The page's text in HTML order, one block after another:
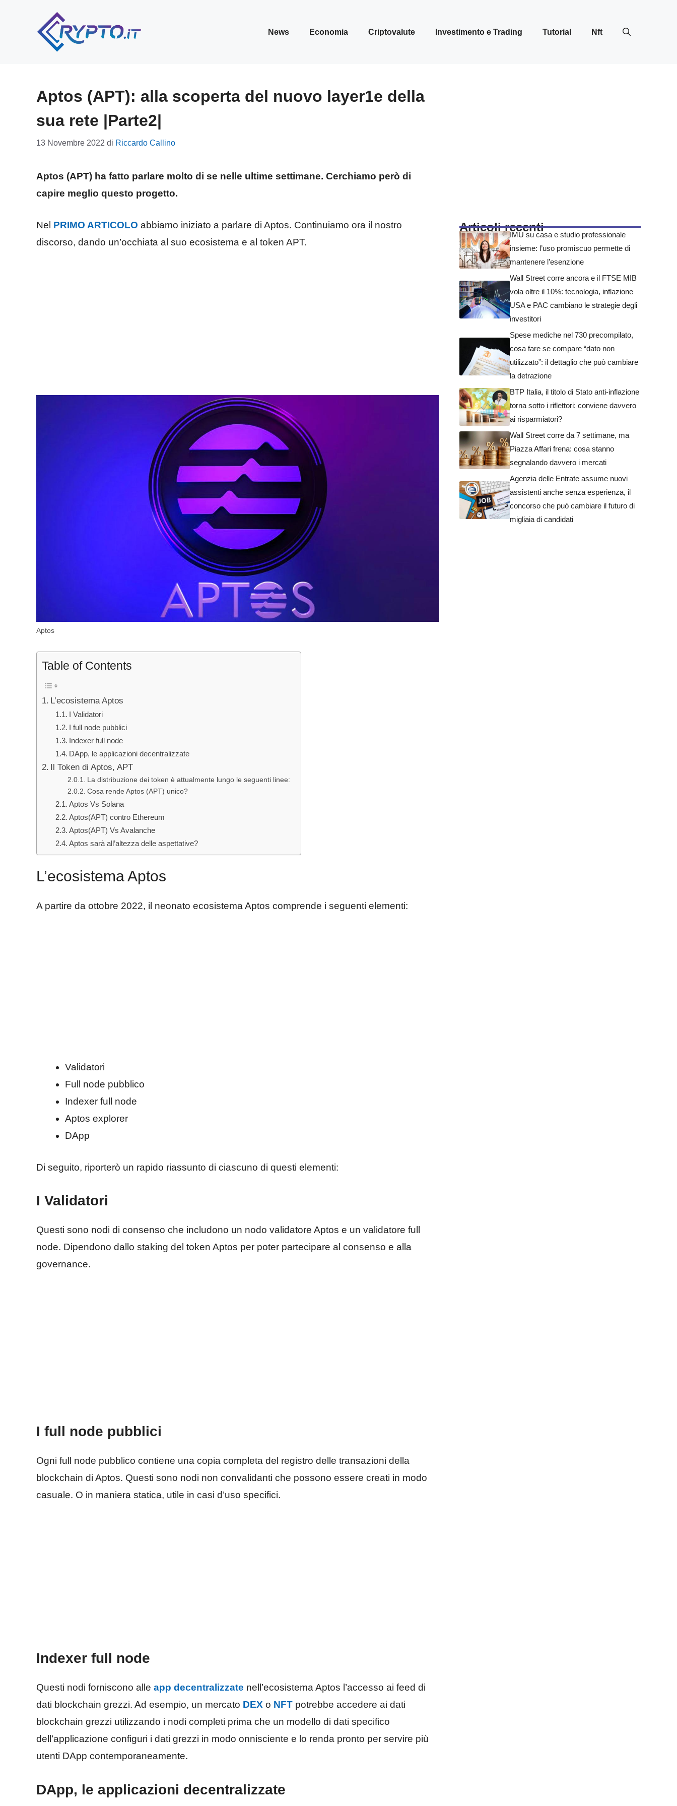
News Economia Criptovalute Investimento e Trading Tutorial Nft
Aptos (APT): alla scoperta del nuovo layer1e della
sua rete |Parte2|
13 Novembre 2022 di Riccardo Callino
Aptos (APT) ha fatto parlare molto di se nelle ultime settimane. Cerchiamo però di
capire meglio questo progetto.
Nel PRIMO ARTICOLO abbiamo iniziato a parlare di Aptos. Continuiamo ora il nostro
discorso, dando un’occhiata al suo ecosistema e al token APT.
Aptos
Table of Contents
L’ecosistema Aptos
I Validatori
I full node pubblici
Indexer full node
DApp, le applicazioni decentralizzate
Il Token di Aptos, APT
La distribuzione dei token è attualmente lungo le seguenti linee:
Cosa rende Aptos (APT) unico?
Aptos Vs Solana
Aptos(APT) contro Ethereum
Aptos(APT) Vs Avalanche
Aptos sarà all’altezza delle aspettative?
L’ecosistema Aptos
A partire da ottobre 2022, il neonato ecosistema Aptos comprende i seguenti elementi:
Validatori
Full node pubblico
Indexer full node
Aptos explorer
DApp
Di seguito, riporterò un rapido riassunto di ciascuno di questi elementi:
I Validatori
Questi sono nodi di consenso che includono un nodo validatore Aptos e un validatore full
node. Dipendono dallo staking del token Aptos per poter partecipare al consenso e alla
governance.
I full node pubblici
Ogni full node pubblico contiene una copia completa del registro delle transazioni della
blockchain di Aptos. Questi sono nodi non convalidanti che possono essere creati in modo
casuale. O in maniera statica, utile in casi d’uso specifici.
Indexer full node
Questi nodi forniscono alle app decentralizzate nell’ecosistema Aptos l’accesso ai feed di
dati blockchain grezzi. Ad esempio, un mercato DEX o NFT potrebbe accedere ai dati
blockchain grezzi utilizzando i nodi completi prima che un modello di dati specifico
dell’applicazione configuri i dati grezzi in modo onnisciente e lo renda pronto per servire più
utenti DApp contemporaneamente.
DApp, le applicazioni decentralizzate
Articoli recenti
IMU su casa e studio professionale
insieme: l’uso promiscuo permette di
mantenere l’esenzione
Wall Street corre ancora e il FTSE MIB
vola oltre il 10%: tecnologia, inflazione
USA e PAC cambiano le strategie degli
investitori
Spese mediche nel 730 precompilato,
cosa fare se compare “dato non
utilizzato”: il dettaglio che può cambiare
la detrazione
BTP Italia, il titolo di Stato anti-inflazione
torna sotto i riflettori: conviene davvero
ai risparmiatori?
Wall Street corre da 7 settimane, ma
Piazza Affari frena: cosa stanno
segnalando davvero i mercati
Agenzia delle Entrate assume nuovi
assistenti anche senza esperienza, il
concorso che può cambiare il futuro di
migliaia di candidati